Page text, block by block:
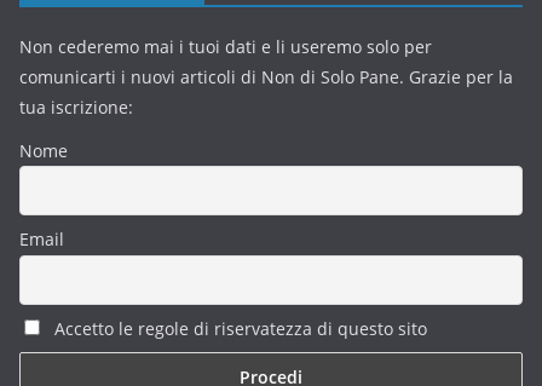
Non cederemo mai i tuoi dati e li useremo solo per
comunicarti i nuovi articoli di Non di Solo Pane. Grazie per la
tua iscrizione:
Nome
Email
Accetto le regole di riservatezza di questo sito